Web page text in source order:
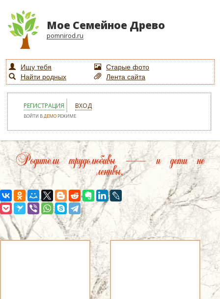
Мое Семейное Древо
pomnirod.ru
Ищу тебя
Старые фото
Найти родных
Лента сайта
РЕГИСТРАЦИЯ ВХОД
ВОЙТИ ВДЕМО РЕЖИМЕ
Родители трудолюбивы — и дети не
ленивы.